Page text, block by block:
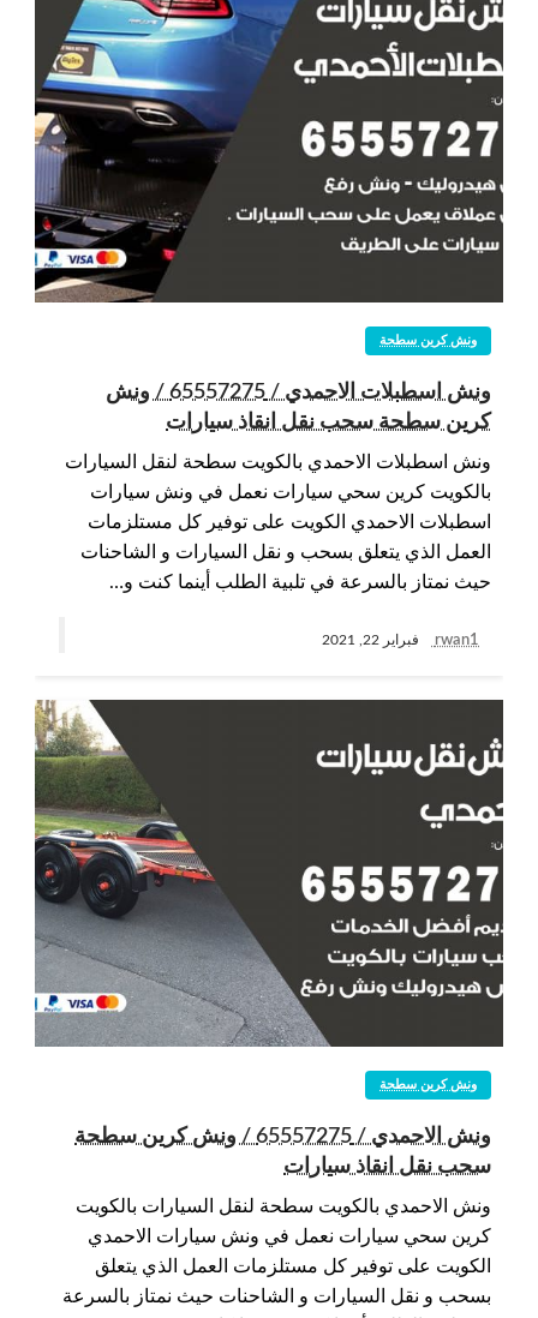
ونش كرين سطحة
ونش اسطبلات الاحمدي / 65557275 / ونش
كرين سطحة سحب نقل انقاذ سيارات
ونش اسطبلات الاحمدي بالكويت سطحة لنقل السيارات
بالكويت كرين سحي سيارات نعمل في ونش سيارات
اسطبلات الاحمدي الكويت على توفير كل مستلزمات
العمل الذي يتعلق بسحب و نقل السيارات و الشاحنات
حيث نمتاز بالسرعة في تلبية الطلب أينما كنت و…
rwan1 فبراير 22, 2021
ونش كرين سطحة
ونش الاحمدي / 65557275 / ونش كرين سطحة
سحب نقل انقاذ سيارات
ونش الاحمدي بالكويت سطحة لنقل السيارات بالكويت
كرين سحي سيارات نعمل في ونش سيارات الاحمدي
الكويت على توفير كل مستلزمات العمل الذي يتعلق
بسحب و نقل السيارات و الشاحنات حيث نمتاز بالسرعة